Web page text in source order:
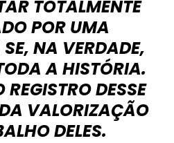
TOTALMENTE
POR UMA
NA VERDADE,
A HISTÓRIA.
DESSE
VALORIZAÇÃO
DELES.